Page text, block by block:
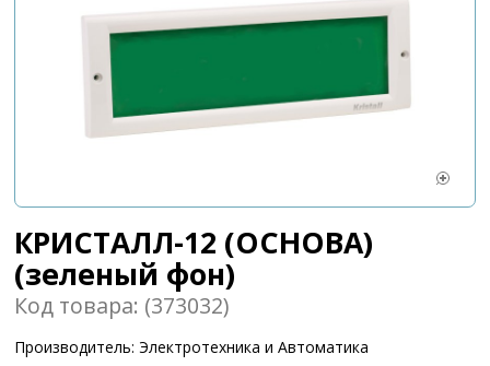
КРИСТАЛЛ-12 (ОСНОВА)
(зеленый фон)
Код товара: (373032)
Производитель: Электротехника и Автоматика